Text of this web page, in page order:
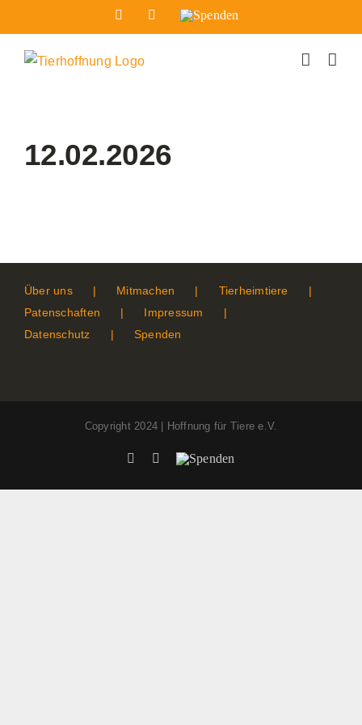
Inhalt
springen
FacebookInstagram
Spenden
12.02.2026
Über uns Mitmachen
Tierheimtiere
Patenschaften
Impressum
Datenschutz
Spenden
Copyright 2024 | Hoffnung für Tiere e.V.
FacebookInstagram
Spenden